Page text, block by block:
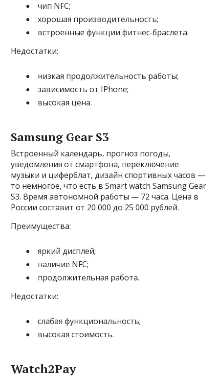
чип NFC;
хорошая производительность;
встроенные функции фитнес-браслета.
Недостатки:
низкая продолжительность работы;
зависимость от IPhone;
высокая цена.
Samsung Gear S3
Встроенный календарь, прогноз погоды,
уведомления от смартфона, переключение
музыки и циферблат, дизайн спортивных часов —
то немногое, что есть в Smart watch Samsung Gear
S3. Время автономной работы — 72 часа. Цена в
России составит от 20 000 до 25 000 рублей.
Преимущества:
яркий дисплей;
наличие NFC;
продолжительная работа.
Недостатки:
слабая функциональность;
высокая стоимость.
Watch2Pay